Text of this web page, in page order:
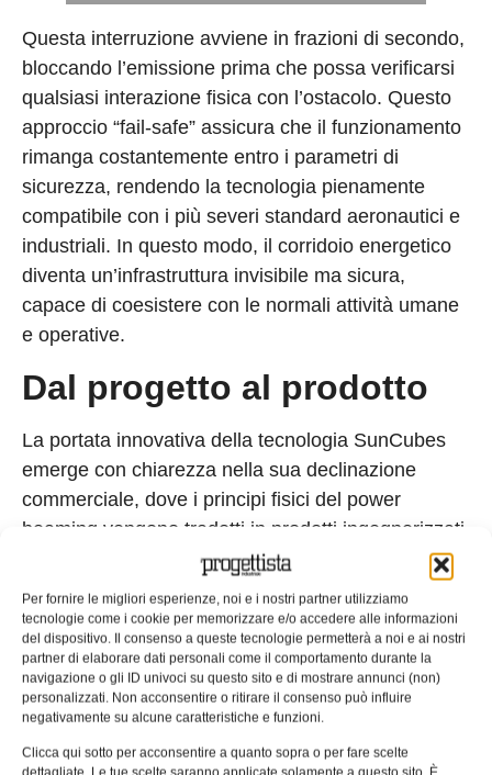
Per fornire le migliori esperienze, noi e i nostri partner utilizziamo
tecnologie come i cookie per memorizzare e/o accedere alle informazioni
del dispositivo. Il consenso a queste tecnologie permetterà a noi e ai nostri
partner di elaborare dati personali come il comportamento durante la
navigazione o gli ID univoci su questo sito e di mostrare annunci (non)
personalizzati. Non acconsentire o ritirare il consenso può influire
negativamente su alcune caratteristiche e funzioni.
Clicca qui sotto per acconsentire a quanto sopra o per fare scelte
Questa interruzione avviene in frazioni di secondo,
bloccando l’emissione prima che possa verificarsi
qualsiasi interazione fisica con l’ostacolo. Questo
approccio “fail-safe” assicura che il funzionamento
rimanga costantemente entro i parametri di
sicurezza, rendendo la tecnologia pienamente
compatibile con i più severi standard aeronautici e
industriali. In questo modo, il corridoio energetico
diventa un’infrastruttura invisibile ma sicura,
capace di coesistere con le normali attività umane
e operative.
Dal progetto al prodotto
La portata innovativa della tecnologia SunCubes
emerge con chiarezza nella sua declinazione
commerciale, dove i principi fisici del power
beaming vengono tradotti in prodotti ingegnerizzati
per rispondere a esigenze operative specifiche.
L’azienda ha verticalizzato la propria offerta in due
linee principali, distinguendo tra le necessità dei
dispositivi statici e le sfide estreme poste dalle
piattaforme in movimento.
SunCubes Light è la soluzione dedicata ai
dispositivi statici, come sensori ambientali, sistemi